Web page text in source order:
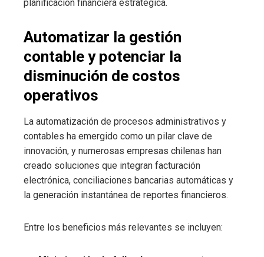
planificación financiera estratégica.
Automatizar la gestión
contable y potenciar la
disminución de costos
operativos
La automatización de procesos administrativos y
contables ha emergido como un pilar clave de
innovación, y numerosas empresas chilenas han
creado soluciones que integran facturación
electrónica, conciliaciones bancarias automáticas y
la generación instantánea de reportes financieros.
Entre los beneficios más relevantes se incluyen: